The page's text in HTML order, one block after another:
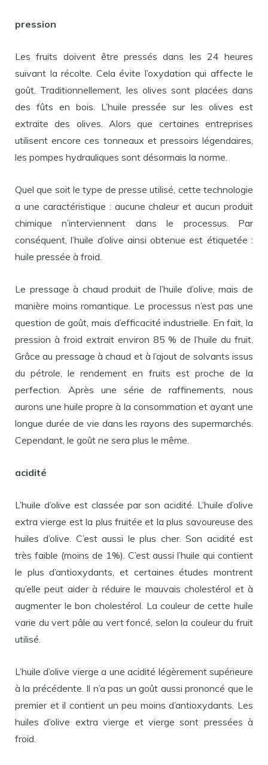
pression
Les fruits doivent être pressés dans les 24 heures
suivant la récolte. Cela évite l’oxydation qui affecte le
goût. Traditionnellement, les olives sont placées dans
des fûts en bois. L’huile pressée sur les olives est
extraite des olives. Alors que certaines entreprises
utilisent encore ces tonneaux et pressoirs légendaires,
les pompes hydrauliques sont désormais la norme.
Quel que soit le type de presse utilisé, cette technologie
a une caractéristique : aucune chaleur et aucun produit
chimique n’interviennent dans le processus. Par
conséquent, l’huile d’olive ainsi obtenue est étiquetée :
huile pressée à froid.
Le pressage à chaud produit de l’huile d’olive, mais de
manière moins romantique. Le processus n’est pas une
question de goût, mais d’efficacité industrielle. En fait, la
pression à froid extrait environ 85 % de l’huile du fruit.
Grâce au pressage à chaud et à l’ajout de solvants issus
du pétrole, le rendement en fruits est proche de la
perfection. Après une série de raffinements, nous
aurons une huile propre à la consommation et ayant une
longue durée de vie dans les rayons des supermarchés.
Cependant, le goût ne sera plus le même.
acidité
L’huile d’olive est classée par son acidité. L’huile d’olive
extra vierge est la plus fruitée et la plus savoureuse des
huiles d’olive. C’est aussi le plus cher. Son acidité est
très faible (moins de 1%). C’est aussi l’huile qui contient
le plus d’antioxydants, et certaines études montrent
qu’elle peut aider à réduire le mauvais cholestérol et à
augmenter le bon cholestérol. La couleur de cette huile
varie du vert pâle au vert foncé, selon la couleur du fruit
utilisé.
L’huile d’olive vierge a une acidité légèrement supérieure
à la précédente. Il n’a pas un goût aussi prononcé que le
premier et il contient un peu moins d’antioxydants. Les
huiles d’olive extra vierge et vierge sont pressées à
froid.